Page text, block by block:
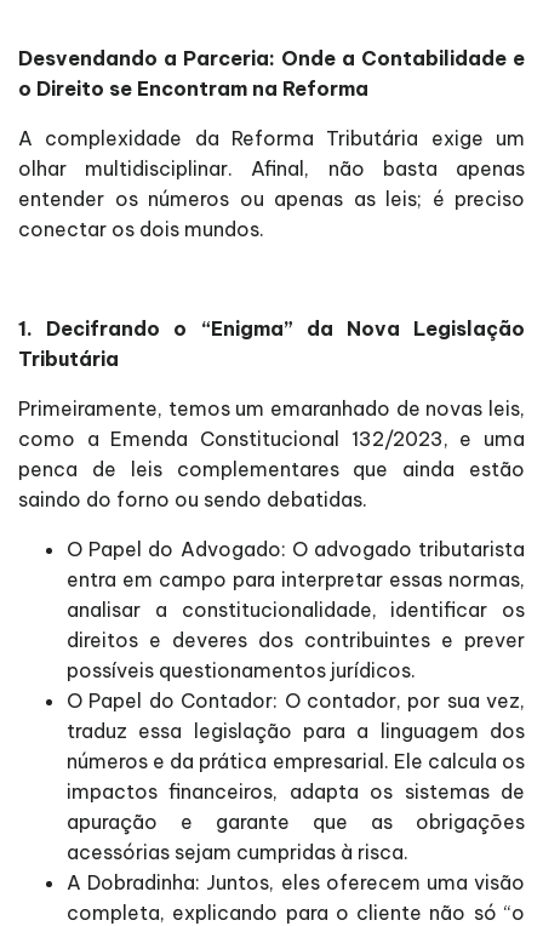
Desvendando a Parceria: Onde a Contabilidade e
o Direito se Encontram na Reforma
A complexidade da Reforma Tributária exige um
olhar multidisciplinar. Afinal, não basta apenas
entender os números ou apenas as leis; é preciso
conectar os dois mundos.
1. Decifrando o “Enigma” da Nova Legislação
Tributária
Primeiramente, temos um emaranhado de novas leis,
como a Emenda Constitucional 132/2023, e uma
penca de leis complementares que ainda estão
saindo do forno ou sendo debatidas.
O Papel do Advogado: O advogado tributarista
entra em campo para interpretar essas normas,
analisar a constitucionalidade, identificar os
direitos e deveres dos contribuintes e prever
possíveis questionamentos jurídicos.
O Papel do Contador: O contador, por sua vez,
traduz essa legislação para a linguagem dos
números e da prática empresarial. Ele calcula os
impactos financeiros, adapta os sistemas de
apuração e garante que as obrigações
acessórias sejam cumpridas à risca.
A Dobradinha: Juntos, eles oferecem uma visão
completa, explicando para o cliente não só “o